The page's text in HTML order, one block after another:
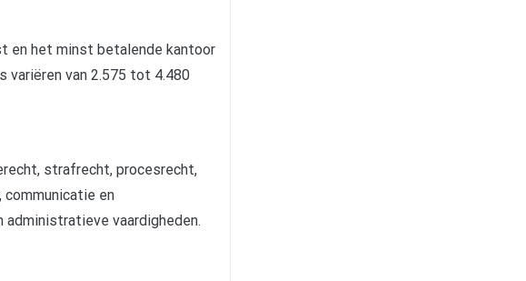
en het minst betalende kantoor
variëren van 2.575 tot 4.480
strafrecht, procesrecht,
en
administratieve vaardigheden.